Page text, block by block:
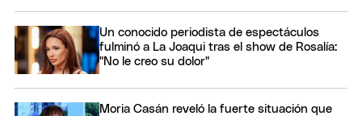
Un conocido periodista de espectáculos
fulminó a La Joaqui tras el show de Rosalía:
"No le creo su dolor"
Moria Casán reveló la fuerte situación que